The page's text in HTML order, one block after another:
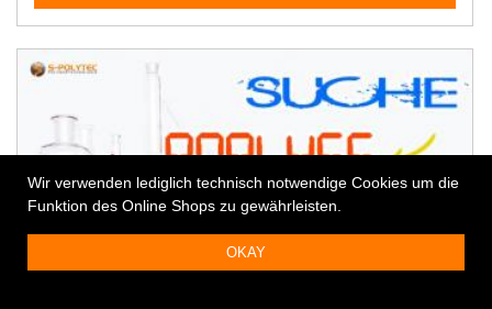
Wir verwenden lediglich technisch notwendige Cookies um die
Funktion des Online Shops zu gewährleisten.
OKAY